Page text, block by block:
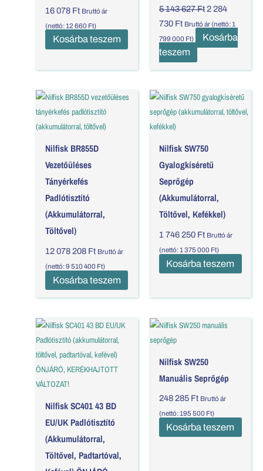
16 078 Ft Bruttó ár
(nettó:12 660 Ft)
Kosárba teszem
5 143 627Ft 2 284
730 Ft Bruttó ár (nettó:1
799 000 Ft)
Kosárba
teszem
Nilfisk BR855D
Vezetőüléses
Tányérkefés
Padlótisztító
(akkumulátorral,
Töltővel)
12 078 208 Ft Bruttó ár
(nettó:9 510 400 Ft)
Kosárba teszem
Nilfisk SW750
Gyalogkíséretű
Seprőgép
(akkumulátorral,
Töltővel, Kefékkel)
1 746 250 Ft Bruttó ár
(nettó:1 375 000 Ft)
Kosárba teszem
Nilfisk SC401 43 BD
EU/UK Padlótisztító
(akkumulátorral,
Töltővel, Padtartóval,
Nilfisk SW250
Manuális Seprőgép
248 285 Ft Bruttó ár
(nettó:195 500 Ft)
Kosárba teszem